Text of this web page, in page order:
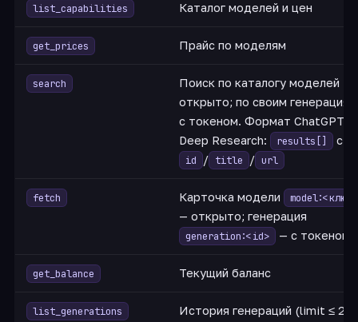
list_capabilities Каталог моделей и цен
get_prices Прайс по моделям
search
Поиск по каталогу моделей —
открыто; по своим
с токеном. Формат ChatGPT
Deep Research:
results[]
с
id / title / url
fetch Карточка модели
model:<ключ>
— открыто; генерация
generation:<id>
— с токеном
get_balance Текущий баланс
list_generations История генераций (limit ≤ 20)